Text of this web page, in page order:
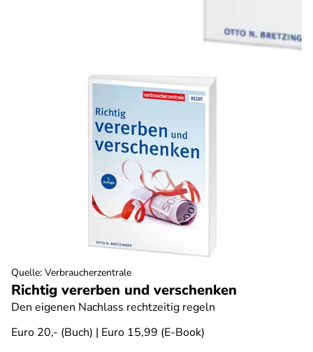
Richtig vererben und verschenken
Den eigenen Nachlass rechtzeitig regeln
Euro 20,- (Buch) | Euro 15,99 (E-Book)
Quelle: Verbraucherzentrale